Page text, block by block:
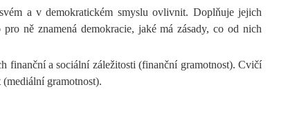
a v demokratickém smyslu ovlivnit. Doplňuje jejich
ně znamená demokracie, jaké má zásady, co od nich
finanční a sociální záležitosti (finanční gramotnost). Cvičí
gramotnost).